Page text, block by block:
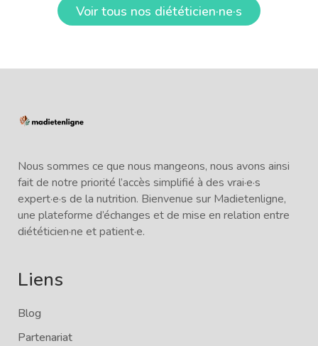
Voir tous nos diététicien·ne·s
Nous sommes ce que nous mangeons, nous avons ainsi
fait de notre priorité l’accès simplifié à des vrai·e·s
expert·e·s de la nutrition. Bienvenue sur Madietenligne,
une plateforme d’échanges et de mise en relation entre
diététicien·ne et patient·e.
Liens
Blog
Partenariat